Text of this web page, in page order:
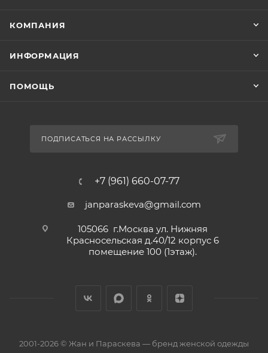
КОМПАНИЯ
ИНФОРМАЦИЯ
ПОМОЩЬ
ПОДПИСАТЬСЯ НА РАССЫЛКУ
+7 (961) 660-07-77
janparaskeva@gmail.com
105066 г.Москва ул. Нижняя
Красносельская д.40/12 корпус 6
помещение 100 (1этаж).
2001-2026 © Жан и Параскева — бренд женской одежды